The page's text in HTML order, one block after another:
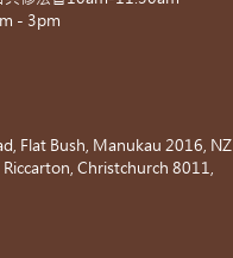
- 3pm
Flat Bush, Manukau 2016, NZ
Riccarton, Christchurch 8011,